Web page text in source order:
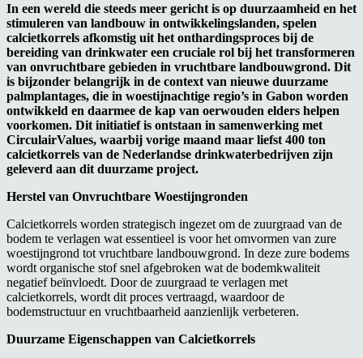
In een wereld die steeds meer gericht is op duurzaamheid en het
stimuleren van landbouw in ontwikkelingslanden, spelen
calcietkorrels afkomstig uit het onthardingsproces bij de
bereiding van drinkwater een cruciale rol bij het transformeren
van onvruchtbare gebieden in vruchtbare landbouwgrond. Dit
is bijzonder belangrijk in de context van nieuwe duurzame
palmplantages, die in woestijnachtige regio’s in Gabon worden
ontwikkeld en daarmee de kap van oerwouden elders helpen
voorkomen. Dit initiatief is ontstaan in samenwerking met
CirculairValues, waarbij vorige maand maar liefst 400 ton
calcietkorrels van de Nederlandse drinkwaterbedrijven zijn
geleverd aan dit duurzame project.
Herstel van Onvruchtbare Woestijngronden
Calcietkorrels worden strategisch ingezet om de zuurgraad van de
bodem te verlagen wat essentieel is voor het omvormen van zure
woestijngrond tot vruchtbare landbouwgrond. In deze zure bodems
wordt organische stof snel afgebroken wat de bodemkwaliteit
negatief beïnvloedt. Door de zuurgraad te verlagen met
calcietkorrels, wordt dit proces vertraagd, waardoor de
bodemstructuur en vruchtbaarheid aanzienlijk verbeteren.
Duurzame Eigenschappen van Calcietkorrels